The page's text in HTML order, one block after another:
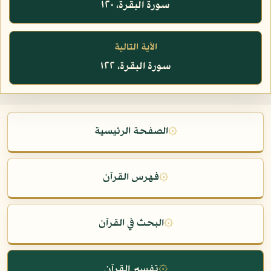
سورة البقرة، ١٢٠
الآية التالية
سورة البقرة، ١٢٢
۞الصفحة الرئيسية
۞فهرس القرآن
۞البحث في القرآن